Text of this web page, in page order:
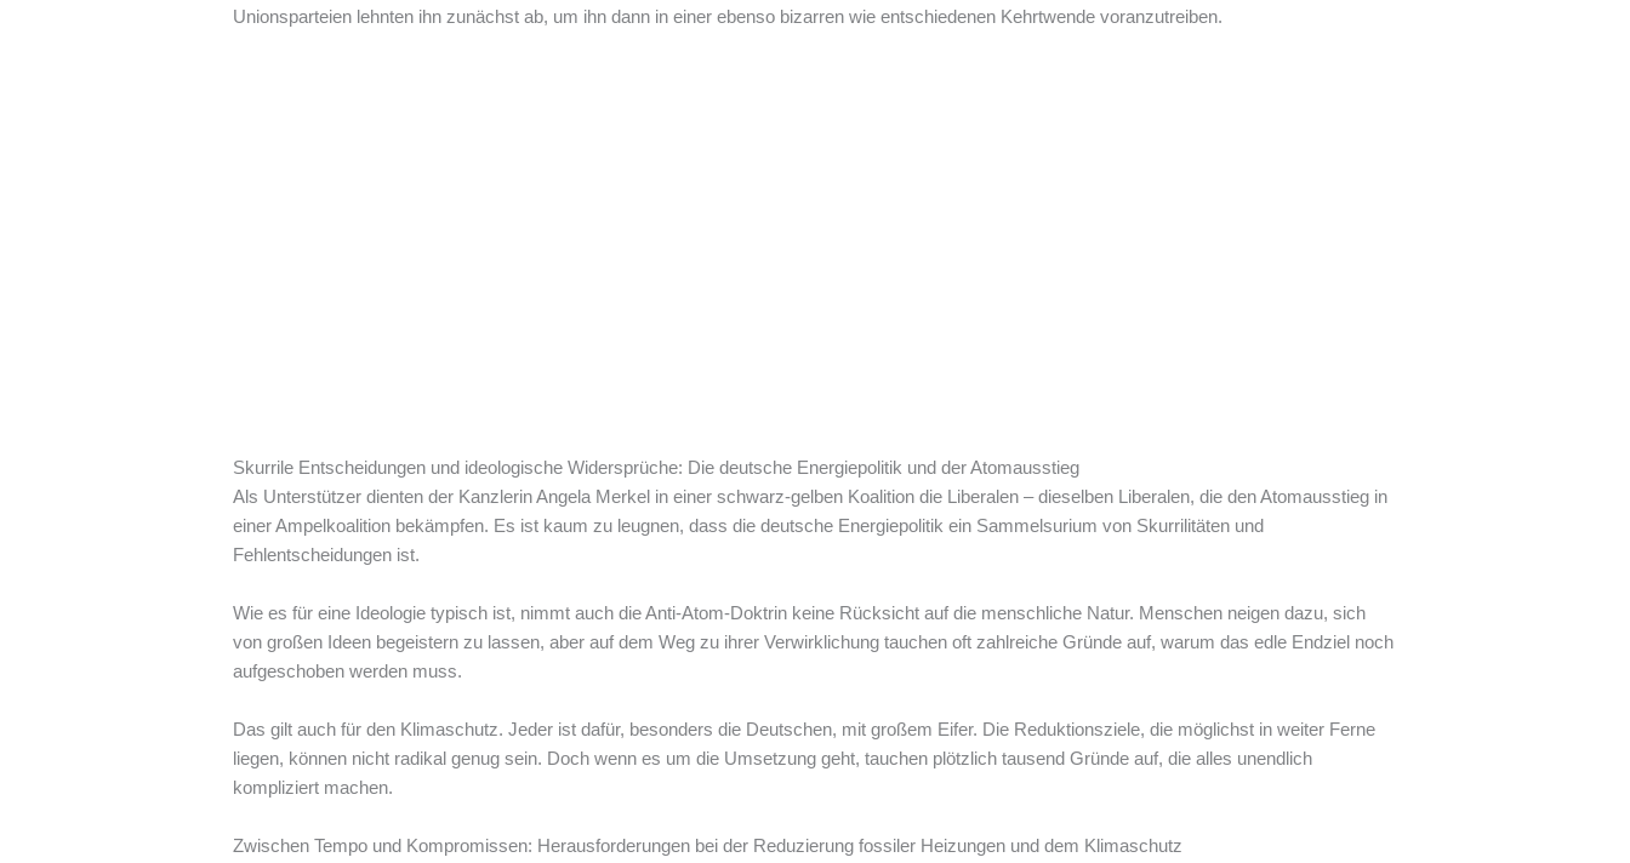
Unionsparteien lehnten ihn zunächst ab, um ihn dann in einer ebenso bizarren wie entschiedenen Kehrtwende voranzutreiben.
Skurrile Entscheidungen und ideologische Widersprüche: Die deutsche Energiepolitik und der Atomausstieg
Als Unterstützer dienten der Kanzlerin Angela Merkel in einer schwarz-gelben Koalition die Liberalen – dieselben Liberalen, die den Atomausstieg in
einer Ampelkoalition bekämpfen. Es ist kaum zu leugnen, dass die deutsche Energiepolitik ein Sammelsurium von Skurrilitäten und
Fehlentscheidungen ist.
Wie es für eine Ideologie typisch ist, nimmt auch die Anti-Atom-Doktrin keine Rücksicht auf die menschliche Natur. Menschen neigen dazu, sich
von großen Ideen begeistern zu lassen, aber auf dem Weg zu ihrer Verwirklichung tauchen oft zahlreiche Gründe auf, warum das edle Endziel noch
aufgeschoben werden muss.
Das gilt auch für den Klimaschutz. Jeder ist dafür, besonders die Deutschen, mit großem Eifer. Die Reduktionsziele, die möglichst in weiter Ferne
liegen, können nicht radikal genug sein. Doch wenn es um die Umsetzung geht, tauchen plötzlich tausend Gründe auf, die alles unendlich
kompliziert machen.
Zwischen Tempo und Kompromissen: Herausforderungen bei der Reduzierung fossiler Heizungen und dem Klimaschutz